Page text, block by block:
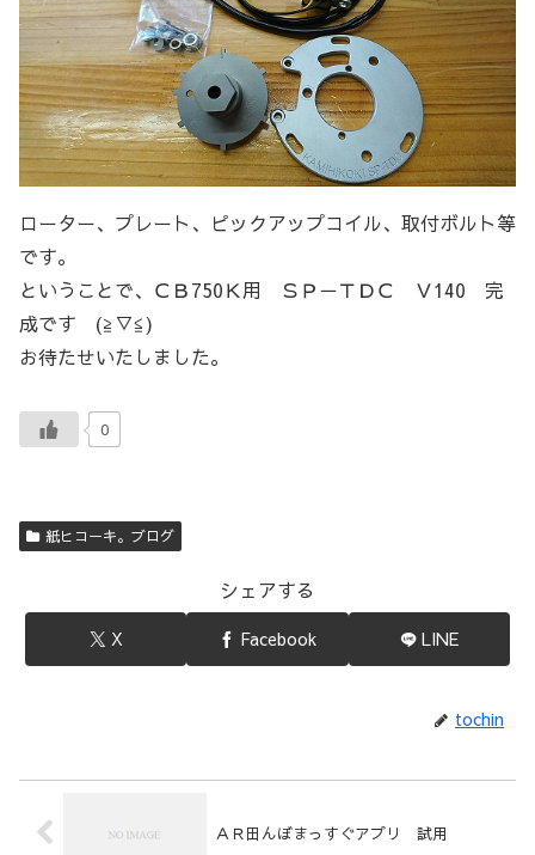
ローター、プレート、ピックアップコイル、取付ボルト等
です。
ということで、ＣＢ750Ｋ用 ＳＰ－ＴＤＣ Ｖ140 完
成です (≧▽≦)
お待たせいたしました。
0
紙ヒコーキ。ブログ
シェアする
X Facebook LINE
tochin
ＡＲ田んぼまっすぐアプリ 試用